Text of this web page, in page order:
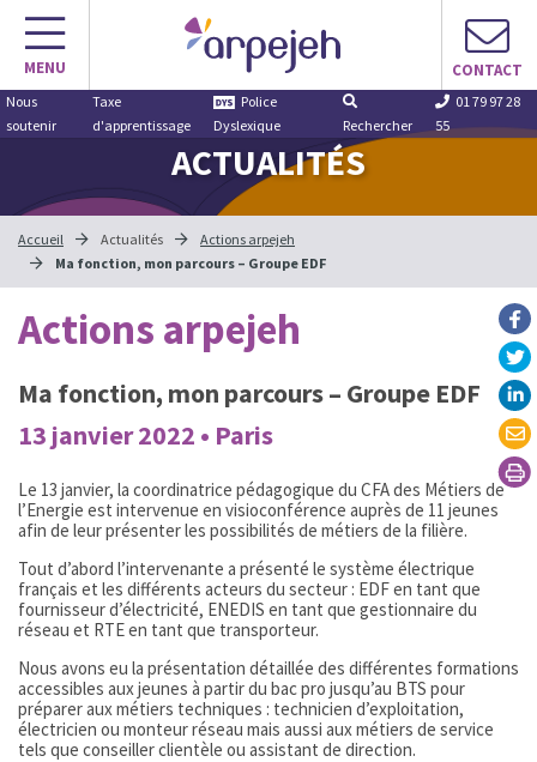
Aller
contenu
MENU CONTACT
Nous
soutenir
Taxe
d'apprentissage
Police
Dyslexique
Rechercher
01 79 97 28
55
ACTUALITÉS
Accueil Actualités
Actions arpejeh
Ma fonction, mon parcours – Groupe EDF
Actions arpejeh
Ma fonction, mon parcours – Groupe EDF
13 janvier 2022 • Paris
Le 13 janvier, la coordinatrice pédagogique du CFA des Métiers de
l’Energie est intervenue en visioconférence auprès de 11 jeunes
afin de leur présenter les possibilités de métiers de la filière.
Tout d’abord l’intervenante a présenté le système électrique
français et les différents acteurs du secteur : EDF en tant que
fournisseur d’électricité, ENEDIS en tant que gestionnaire du
réseau et RTE en tant que transporteur.
Nous avons eu la présentation détaillée des différentes formations
accessibles aux jeunes à partir du bac pro jusqu’au BTS pour
préparer aux métiers techniques : technicien d’exploitation,
électricien ou monteur réseau mais aussi aux métiers de service
tels que conseiller clientèle ou assistant de direction.